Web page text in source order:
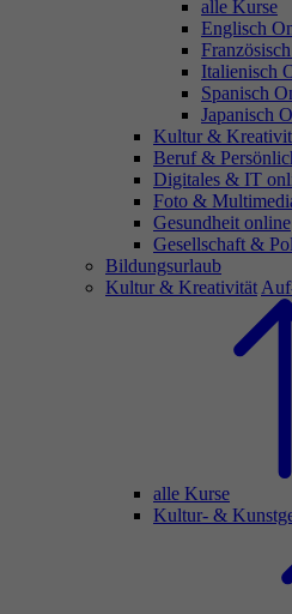
alle Kurse
Englisch
Italienisch
Spanisch
Japanisch
Kultur &
Beruf &
Digitales & IT
Foto &
Gesundheit online
Gesellschaft &
Bildungsurlaub
Kultur & Kreativität
alle Kurse
Kultur- &